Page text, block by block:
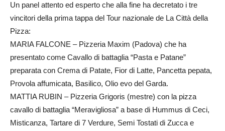
Un panel attento ed esperto che alla fine ha decretato i tre
vincitori della prima tappa del Tour nazionale de La Città della
Pizza:
MARIA FALCONE – Pizzeria Maxim (Padova) che ha
presentato come Cavallo di battaglia “Pasta e Patane”
preparata con Crema di Patate, Fior di Latte, Pancetta pepata,
Provola affumicata, Basilico, Olio evo del Garda.
MATTIA RUBIN – Pizzeria Grigoris (mestre) con la pizza
cavallo di battaglia “Meravigliosa” a base di Hummus di Ceci,
Misticanza, Tartare di 7 Verdure, Semi Tostati di Zucca e